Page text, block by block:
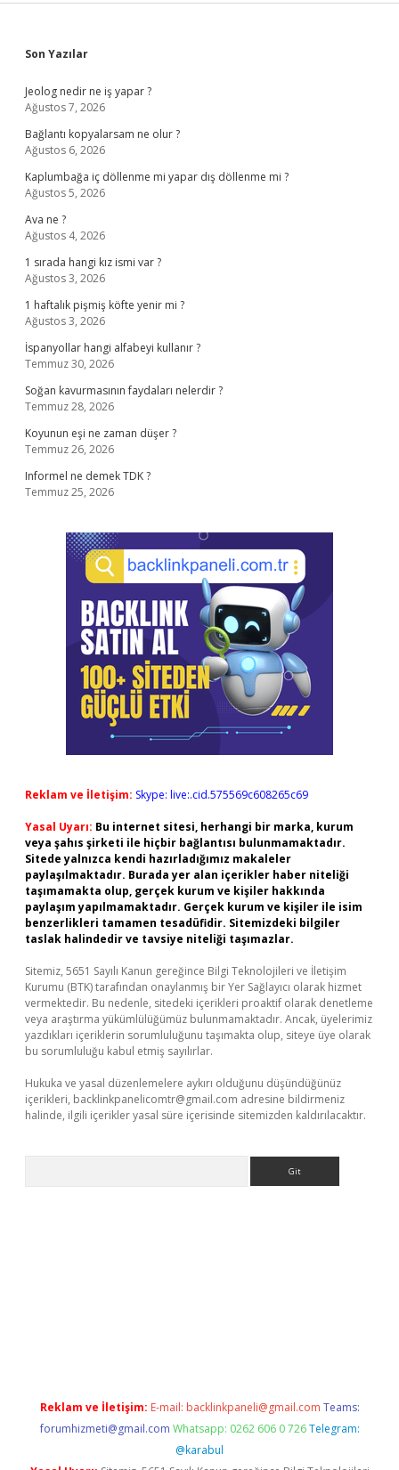
Sidebar
Son Yazılar
Jeolog nedir ne iş yapar ?
Ağustos 7, 2026
Bağlantı kopyalarsam ne olur ?
Ağustos 6, 2026
Kaplumbağa iç döllenme mi yapar dış döllenme mi ?
Ağustos 5, 2026
Ava ne ?
Ağustos 4, 2026
1 sırada hangi kız ismi var ?
Ağustos 3, 2026
1 haftalık pişmiş köfte yenir mi ?
Ağustos 3, 2026
İspanyollar hangi alfabeyi kullanır ?
Temmuz 30, 2026
Soğan kavurmasının faydaları nelerdir ?
Temmuz 28, 2026
Koyunun eşi ne zaman düşer ?
Temmuz 26, 2026
Informel ne demek TDK ?
Temmuz 25, 2026
Reklam ve İletişim: Skype: live:.cid.575569c608265c69
Yasal Uyarı: Bu internet sitesi, herhangi bir marka, kurum
veya şahıs şirketi ile hiçbir bağlantısı bulunmamaktadır.
Sitede yalnızca kendi hazırladığımız makaleler
paylaşılmaktadır. Burada yer alan içerikler haber niteliği
taşımamakta olup, gerçek kurum ve kişiler hakkında
paylaşım yapılmamaktadır. Gerçek kurum ve kişiler ile isim
benzerlikleri tamamen tesadüfidir. Sitemizdeki bilgiler
taslak halindedir ve tavsiye niteliği taşımazlar.
Sitemiz, 5651 Sayılı Kanun gereğince Bilgi Teknolojileri ve İletişim
Kurumu (BTK) tarafından onaylanmış bir Yer Sağlayıcı olarak hizmet
vermektedir. Bu nedenle, sitedeki içerikleri proaktif olarak denetleme
veya araştırma yükümlülüğümüz bulunmamaktadır. Ancak, üyelerimiz
yazdıkları içeriklerin sorumluluğunu taşımakta olup, siteye üye olarak
bu sorumluluğu kabul etmiş sayılırlar.
Hukuka ve yasal düzenlemelere aykırı olduğunu düşündüğünüz
içerikleri, backlinkpanelicomtr@gmail.com adresine bildirmeniz
halinde, ilgili içerikler yasal süre içerisinde sitemizden kaldırılacaktır.
Reklam ve İletişim: E-mail: backlinkpaneli@gmail.com Teams:
forumhizmeti@gmail.com Whatsapp: 0262 606 0 726 Telegram:
@karabul